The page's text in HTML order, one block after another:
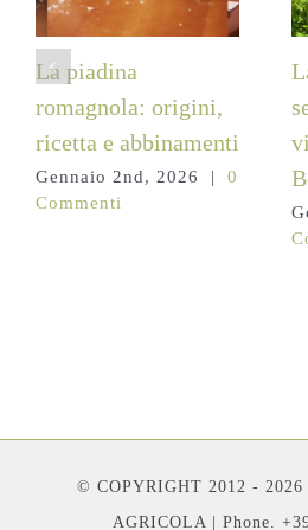
La piadina
romagnola: origini,
ricetta e abbinamenti
Gennaio 2nd, 2026 |
0
Commenti
© COPYRIGHT 2012 -
AGRICOLA | Phone.